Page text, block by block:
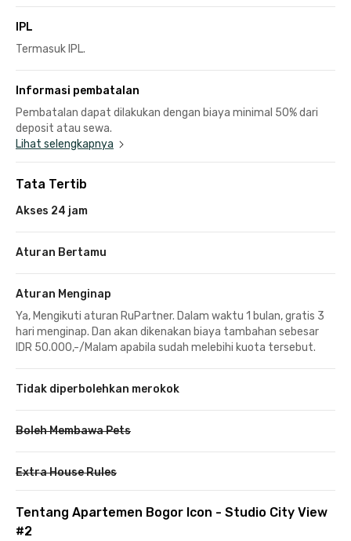
IPL
Termasuk IPL.
Informasi pembatalan
Pembatalan dapat dilakukan dengan biaya minimal 50% dari
deposit atau sewa.
Lihat selengkapnya
Tata Tertib
Akses 24 jam
Aturan Bertamu
Aturan Menginap
Ya, Mengikuti aturan RuPartner. Dalam waktu 1 bulan, gratis 3
hari menginap. Dan akan dikenakan biaya tambahan sebesar
IDR 50.000,-/Malam apabila sudah melebihi kuota tersebut.
Tidak diperbolehkan merokok
Boleh Membawa Pets
Extra House Rules
Tentang Apartemen Bogor Icon - Studio City View
#2